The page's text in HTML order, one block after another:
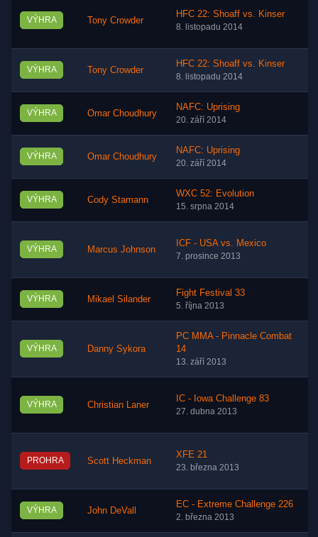
VÝHRA Tony Crowder
HFC 22: Shoaff vs. Kinser
8. listopadu 2014
VÝHRA Tony Crowder
HFC 22: Shoaff vs. Kinser
8. listopadu 2014
VÝHRA Omar Choudhury
NAFC: Uprising
20. září 2014
VÝHRA Omar Choudhury
NAFC: Uprising
20. září 2014
VÝHRA Cody Stamann
WXC 52: Evolution
15. srpna 2014
VÝHRA Marcus Johnson
ICF - USA vs. Mexico
7. prosince 2013
VÝHRA Mikael Silander
Fight Festival 33
5. října 2013
VÝHRA Danny Sykora
PC MMA - Pinnacle Combat
14
13. září 2013
VÝHRA Christian Laner
IC - Iowa Challenge 83
27. dubna 2013
PROHRA Scott Heckman
XFE 21
23. března 2013
VÝHRA John DeVall
EC - Extreme Challenge 226
2. března 2013